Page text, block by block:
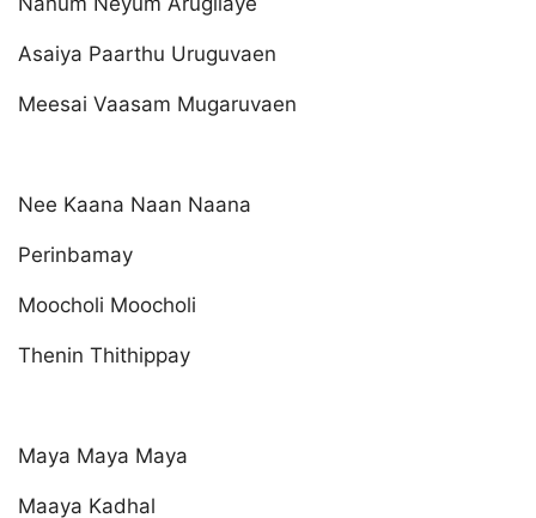
Asaiya Paarthu Uruguvaen
Meesai Vaasam Mugaruvaen
Nee Kaana Naan Naana
Perinbamay
Moocholi Moocholi
Thenin Thithippay
Maya Maya Maya
Maaya Kadhal